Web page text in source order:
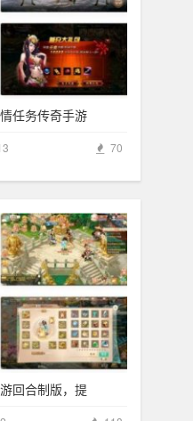
任务传奇手游
70
回合制版，提